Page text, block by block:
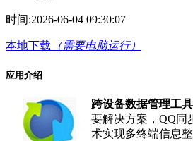
时间:2026-06-04 09:30:07
本地下载 （需要电脑运行）
应用介绍
跨设备数据管理工具
要解决方案，QQ同
术实现多终端信息